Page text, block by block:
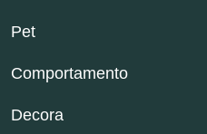
Pet
Comportamento
Decora